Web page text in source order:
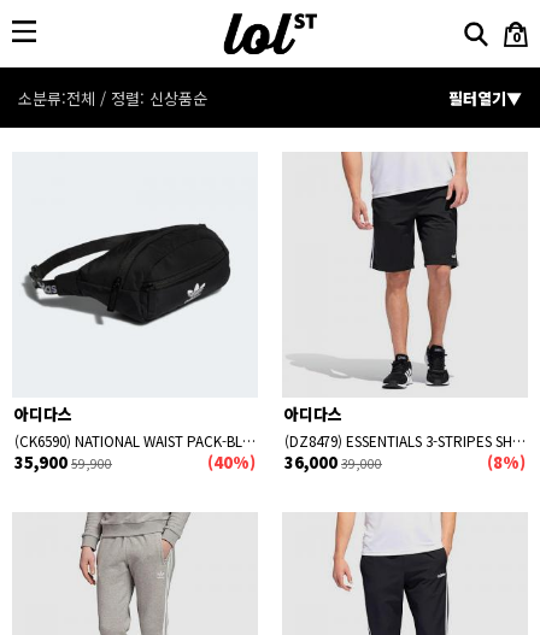
0
소분류:전체 / 정렬: 신상품순 필터열기▼
TOP
BOTTOM
ACCESSORY
신상품순
할인율순
낮은가격순 높은가격순
가격 검색
컬러
세일 품절상품 제외
아디다스
(CK6590) NATIONAL WAIST PACK-BLACK/WHITE
35,900 59,900 (40%)
아디다스
(DZ8479) ESSENTIALS 3-STRIPES SHORTS-BLACK
36,000 39,000 (8%)